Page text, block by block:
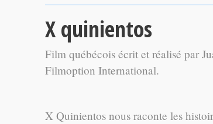
X quinientos
Film québécois écrit et réalisé par
Filmoption International.
X Quinientos nous raconte les